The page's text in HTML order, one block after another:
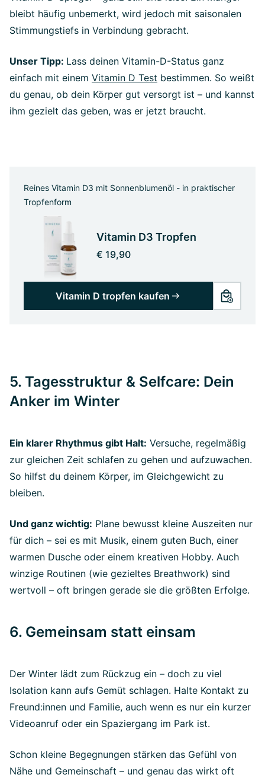
bleibt häufig unbemerkt, wird jedoch mit saisonalen
Stimmungstiefs in Verbindung gebracht.
Unser Tipp: Lass deinen Vitamin-D-Status ganz
einfach mit einem Vitamin D Test bestimmen. So weißt
du genau, ob dein Körper gut versorgt ist – und kannst
ihm gezielt das geben, was er jetzt braucht.
Reines Vitamin D3 mit Sonnenblumenöl - in praktischer
Tropfenform
Vitamin D3 Tropfen
€ 19,90
Vitamin D tropfen kaufen
5. Tagesstruktur & Selfcare: Dein
Anker im Winter
Ein klarer Rhythmus gibt Halt: Versuche, regelmäßig
zur gleichen Zeit schlafen zu gehen und aufzuwachen.
So hilfst du deinem Körper, im Gleichgewicht zu
bleiben.
Und ganz wichtig: Plane bewusst kleine Auszeiten nur
für dich – sei es mit Musik, einem guten Buch, einer
warmen Dusche oder einem kreativen Hobby. Auch
winzige Routinen (wie gezieltes Breathwork) sind
wertvoll – oft bringen gerade sie die größten Erfolge.
6. Gemeinsam statt einsam
Der Winter lädt zum Rückzug ein – doch zu viel
Isolation kann aufs Gemüt schlagen. Halte Kontakt zu
Freund:innen und Familie, auch wenn es nur ein kurzer
Videoanruf oder ein Spaziergang im Park ist.
Schon kleine Begegnungen stärken das Gefühl von
Nähe und Gemeinschaft – und genau das wirkt oft